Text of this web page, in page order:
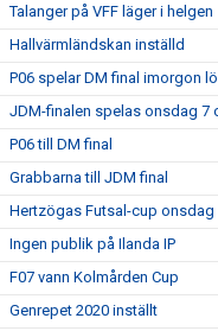
Talanger på VFF läger i helgen
Hallvärmländskan inställd
P06 spelar DM final imorgon
JDM-finalen spelas onsdag 7
P06 till DM final
Grabbarna till JDM final
Hertzögas Futsal-cup onsdag
Ingen publik på Ilanda IP
F07 vann Kolmården Cup
Genrepet 2020 inställt